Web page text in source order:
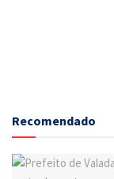
Recomendado